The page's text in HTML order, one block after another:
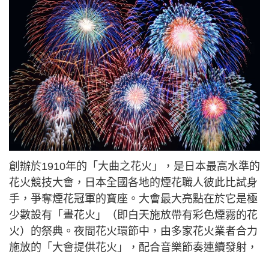
創辦於1910年的「大曲之花火」，是日本最高水準的
花火競技大會，日本全國各地的煙花職人彼此比試身
手，爭奪煙花冠軍的寶座。大會最大亮點在於它是極
少數設有「晝花火」（即白天施放帶有彩色煙霧的花
火）的祭典。夜間花火環節中，由多家花火業者合力
施放的「大會提供花火」，配合音樂節奏連續發射，